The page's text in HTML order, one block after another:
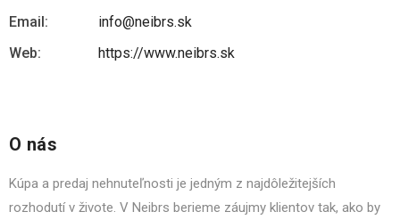
Email:
info@neibrs.sk
Web:
https://www.neibrs.sk
O nás
Kúpa a predaj nehnuteľnosti je jedným z najdôležitejších
rozhodutí v živote. V Neibrs berieme záujmy klientov tak, ako by